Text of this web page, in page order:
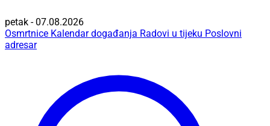
petak - 07.08.2026
Osmrtnice Kalendar događanja Radovi u tijeku Poslovni
adresar